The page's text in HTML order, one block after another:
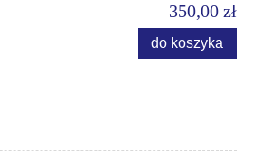
350,00 zł
do koszyka